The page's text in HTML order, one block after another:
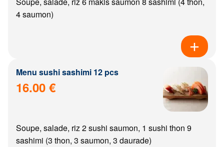
4 saumon)
Menu sushi sashimi 12 pcs
16.00 €
Soupe, salade, riz 2 sushi saumon, 1 sushi thon 9
sashimi (3 thon, 3 saumon, 3 daurade)